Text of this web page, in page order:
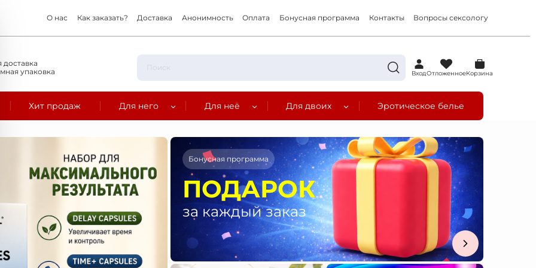
О нас Как заказать? Доставка Анонимность Оплата Бонусная программа Контакты Вопросы сексологу
доставка
упаковка
ВходОтложенное
0
Корзина
Хит продаж Для него Для неё Для двоих Эротическое белье
Бонусная программа
ПОДАРОК
за каждый заказ